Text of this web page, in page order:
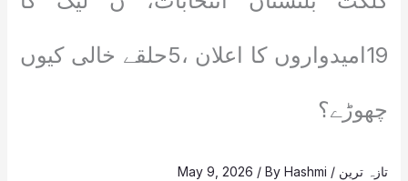
19امیدواروں کا اعلان ،5حلقے خالی کیوں
چھوڑے؟
تازہ ترین /
May 9, 2026 / ByHashmi